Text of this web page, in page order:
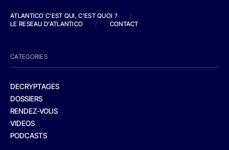
ATLANTICO C'EST QUI, C'EST QUOI ?
/
LE RESEAU D'ATLANTICO
/ CONTACT
CATEGORIES
DECRYPTAGES
DOSSIERS
RENDEZ-VOUS
VIDEOS
PODCASTS